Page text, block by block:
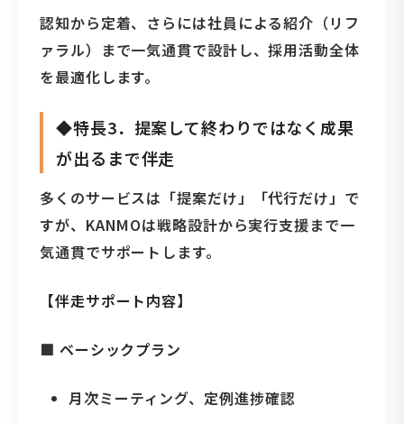
認知から定着、さらには社員による紹介（リフ
ァラル）まで一気通貫で設計し、採用活動全体
を最適化します。
◆特長3．提案して終わりではなく成果
が出るまで伴走
多くのサービスは「提案だけ」「代行だけ」で
すが、KANMOは戦略設計から実行支援まで一
気通貫でサポートします。
【伴走サポート内容】
■ ベーシックプラン
月次ミーティング、定例進捗確認